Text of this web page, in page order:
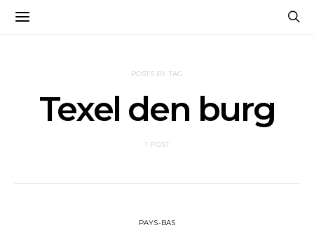
POSTS BY TAG
Texel den burg
1 POST
PAYS-BAS